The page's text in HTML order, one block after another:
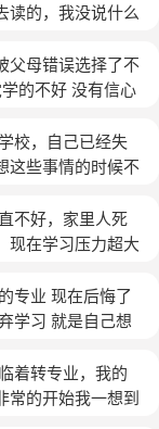
读的，我没说什么
了，我想继续回去
头开始。到时候我
这么累，而且回
话。我好矛盾，我
父母错误选择了不
的不好 没有信心
人生活 压抑自己
不喜欢 父母也很
向。他总说这个
候感觉自己的想
我也很难受 我没
绪积压很久无法
校，自己已经失
这些事情的时候不
不好，家里人死
现在学习压力超大
专业 现在后悔了
学习 就是自己想
坚持自己的想法
走 现在也没精力
着转专业，我的
常的开始我一想到